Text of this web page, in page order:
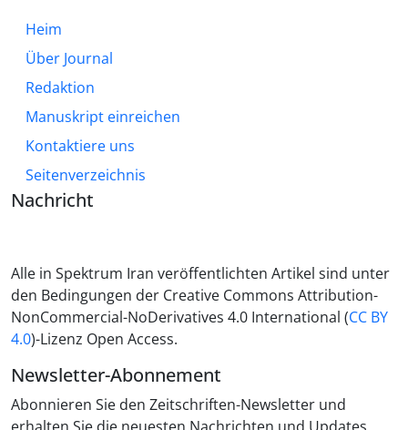
Heim
Über Journal
Redaktion
Manuskript einreichen
Kontaktiere uns
Seitenverzeichnis
Nachricht
Alle in Spektrum Iran veröffentlichten Artikel sind unter
den Bedingungen der Creative Commons Attribution-
NonCommercial-NoDerivatives 4.0 International (CC BY
4.0)-Lizenz Open Access.
Newsletter-Abonnement
Abonnieren Sie den Zeitschriften-Newsletter und